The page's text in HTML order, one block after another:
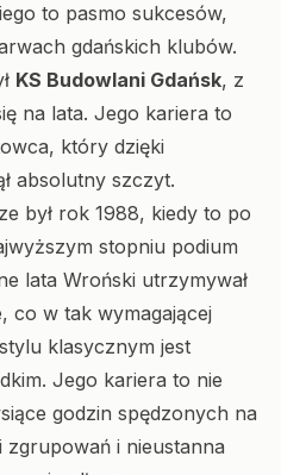
to pasmo sukcesów,
gdańskich klubów.
KS Budowlani Gdańsk, z
na lata. Jego kariera to
który dzięki
absolutny szczyt.
był rok 1988, kiedy to po
stopniu podium
lata Wroński utrzymywał
co w tak wymagającej
klasycznym jest
Jego kariera to nie
godzin spędzonych na
zgrupowań i nieustanna